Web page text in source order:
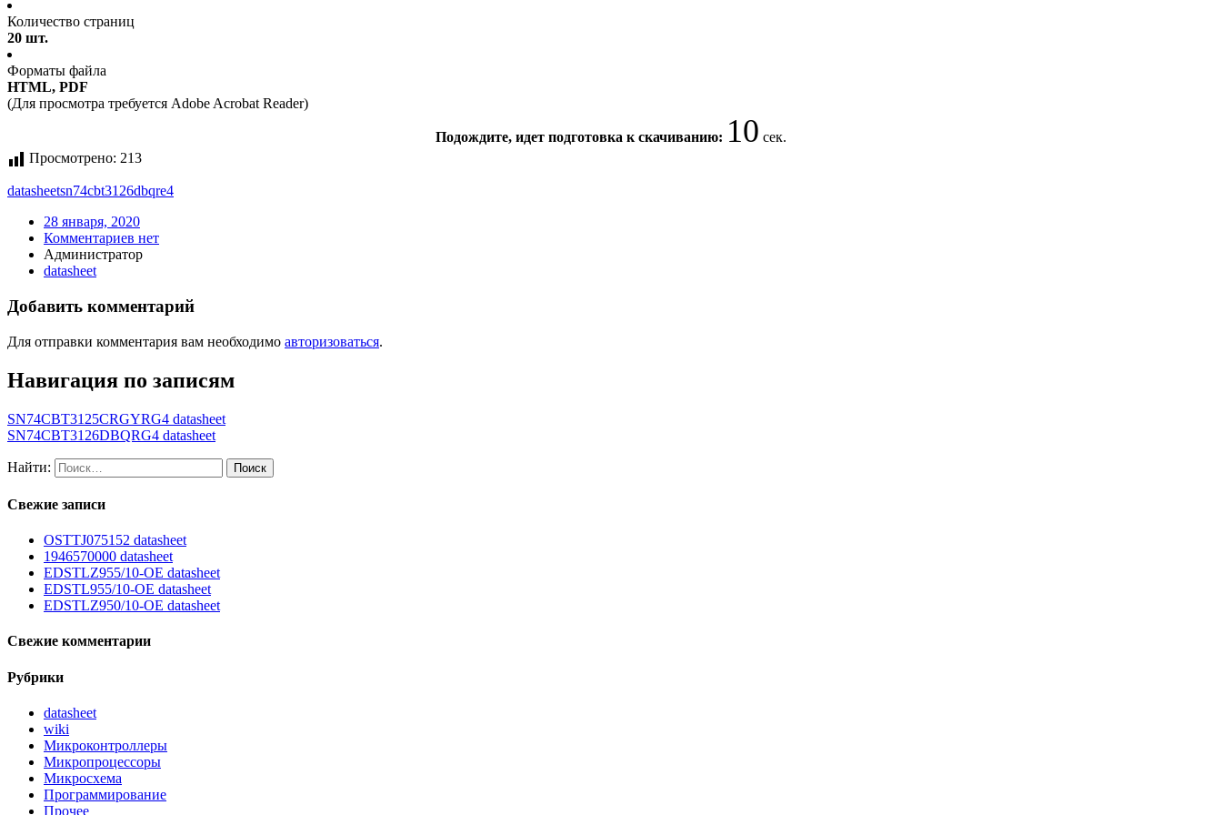
Количество страниц
20 шт.
Форматы файла
HTML, PDF
(Для просмотра требуется Adobe Acrobat Reader)
Подождите, идет подготовка к скачиванию: 10 сек.
Просмотрено: 213
datasheetsn74cbt3126dbqre4
28 января, 2020
Комментариев нет
Администратор
datasheet
Добавить комментарий
Для отправки комментария вам необходимо авторизоваться.
Навигация по записям
SN74CBT3125CRGYRG4 datasheet
SN74CBT3126DBQRG4 datasheet
Найти:
Свежие записи
OSTTJ075152 datasheet
1946570000 datasheet
EDSTLZ955/10-OE datasheet
EDSTL955/10-OE datasheet
EDSTLZ950/10-OE datasheet
Свежие комментарии
Рубрики
datasheet
wiki
Микроконтроллеры
Микропроцессоры
Микросхема
Программирование
Прочее